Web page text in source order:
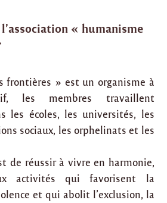
« humanisme
frontières » est un organisme à
les membres travaillent
les écoles, les universités, les
sociaux, les orphelinats et les
de réussir à vivre en harmonie,
activités qui favorisent la
et qui abolit l’exclusion, la